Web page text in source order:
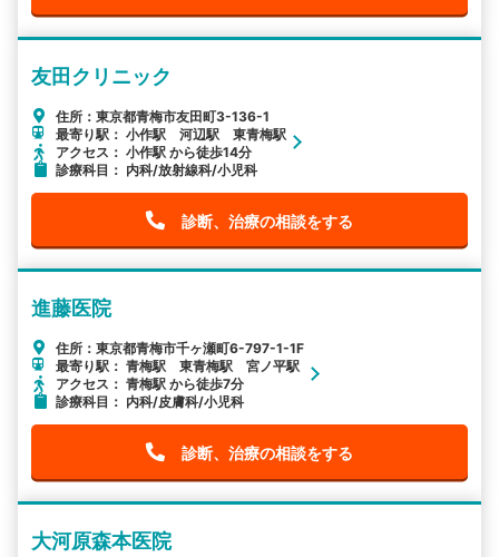
友田クリニック
住所：東京都青梅市友田町3-136-1
最寄り駅： 小作駅 河辺駅 東青梅駅
アクセス： 小作駅 から徒歩14分
診療科目： 内科/放射線科/小児科
診断、治療の相談をする
進藤医院
住所：東京都青梅市千ヶ瀬町6-797-1-1F
最寄り駅： 青梅駅 東青梅駅 宮ノ平駅
アクセス： 青梅駅 から徒歩7分
診療科目： 内科/皮膚科/小児科
診断、治療の相談をする
大河原森本医院